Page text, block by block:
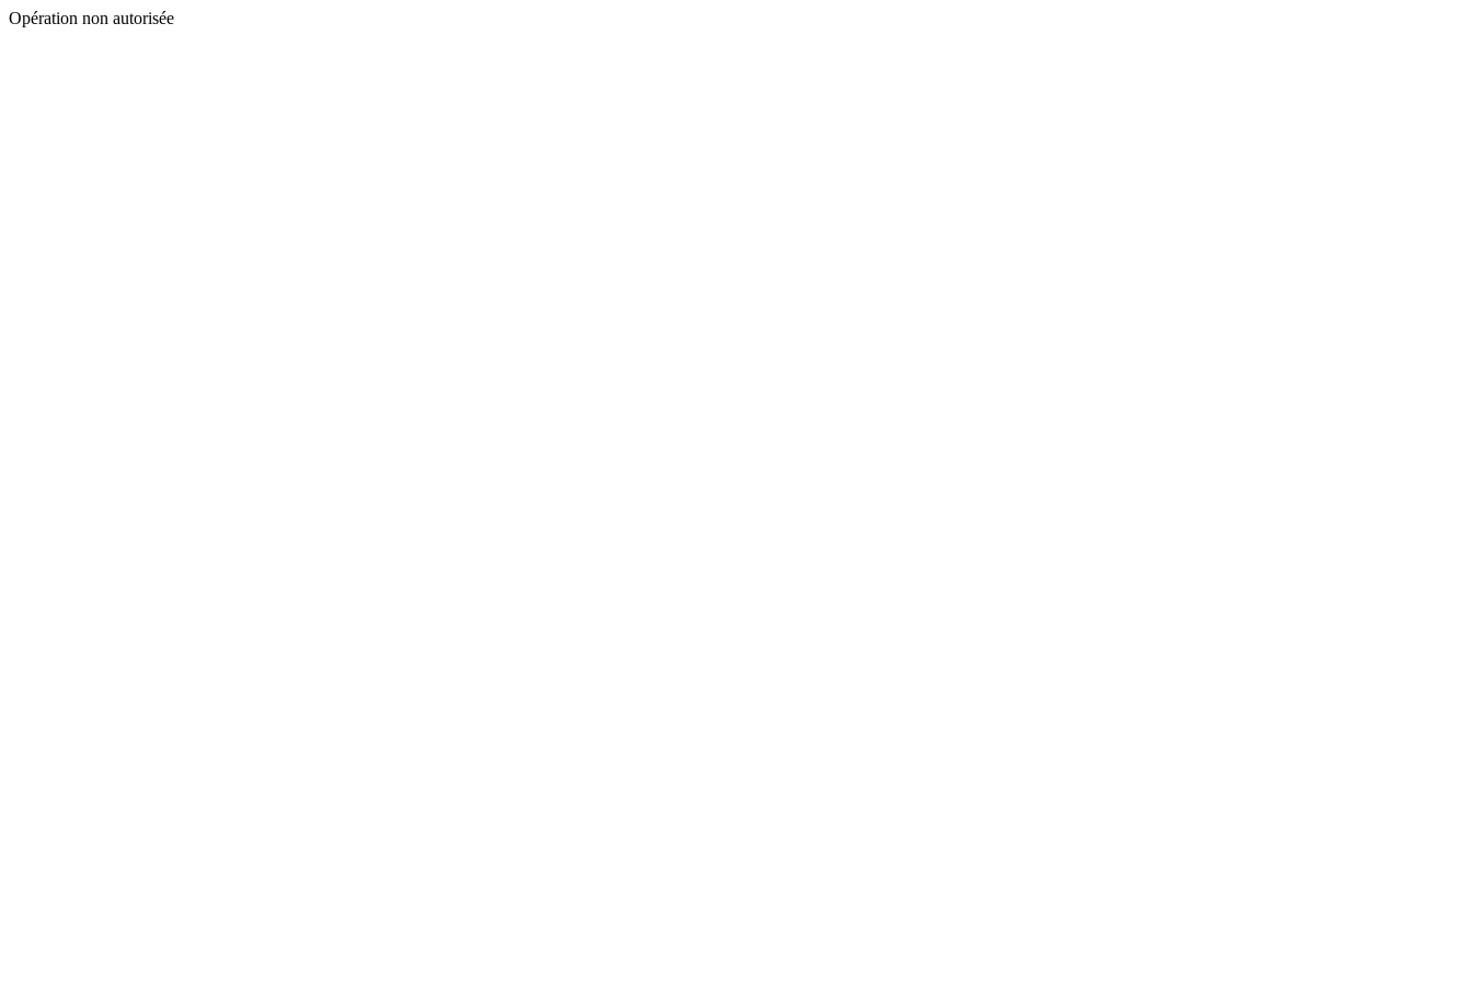
Opération non autorisée